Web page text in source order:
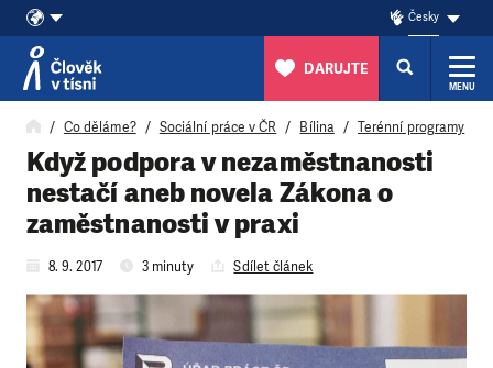
Přeskočit na obsah
Česky
DARUJTE
MENU
Co děláme? Sociální práce v ČR Bílina Terénní programy
Když podpora v nezaměstnanosti
nestačí aneb novela Zákona o
zaměstnanosti v praxi
8. 9. 2017 3 minuty Sdílet článek